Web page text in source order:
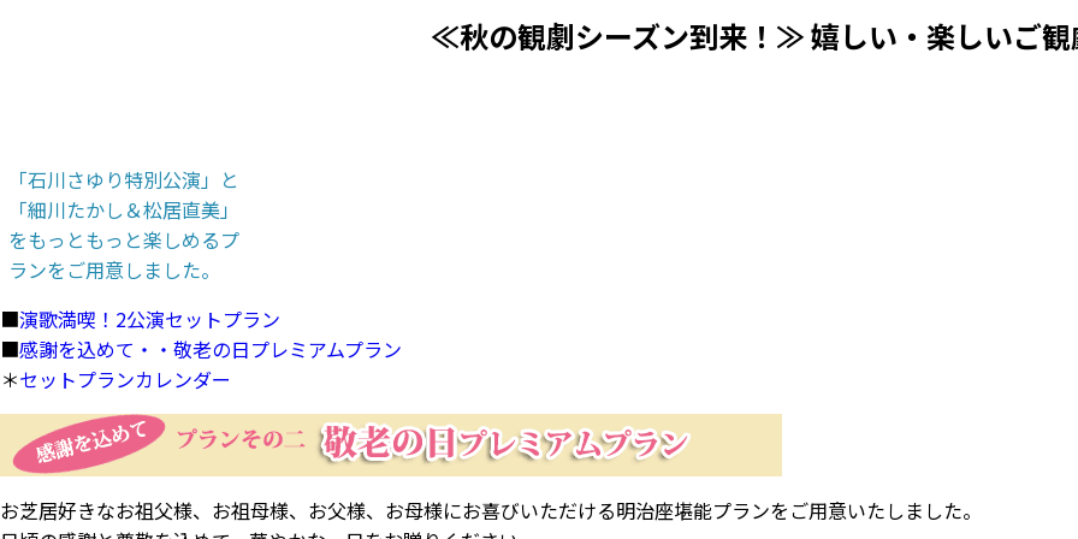
≪秋の観劇シーズン到来！≫ 嬉しい・楽しいご観
「石川さゆり特別公演」と
「細川たかし＆松居直美」
をもっともっと楽しめるプ
ランをご用意しました。
■演歌満喫！2公演セットプラン
■感謝を込めて・・敬老の日プレミアムプラン
＊セットプランカレンダー
お芝居好きなお祖父様、お祖母様、お父様、お母様にお喜びいただける明治座堪能プランをご用意いたしました。